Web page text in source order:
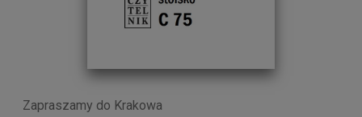
Zapraszamy do Krakowa